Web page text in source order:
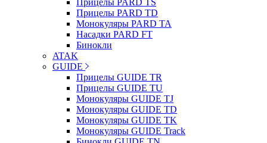
Прицелы PARD TS
Прицелы PARD TD
Монокуляры PARD TA
Насадки PARD FT
Бинокли
ATAK
GUIDE
Прицелы GUIDE TR
Прицелы GUIDE TU
Монокуляры GUIDE TJ
Монокуляры GUIDE TD
Монокуляры GUIDE TK
Монокуляры GUIDE Track